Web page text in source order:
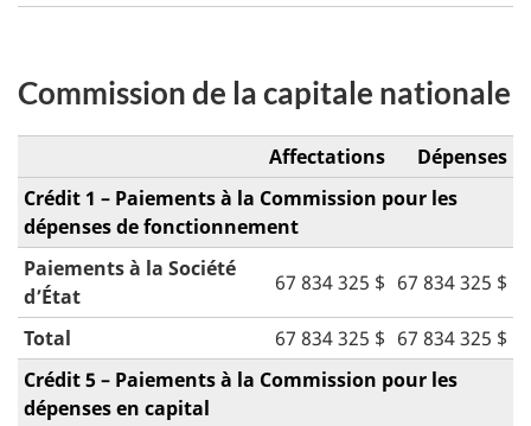
Commission de la capitale nationale
Affectations
Dépenses
Crédit 1 – Paiements à la Commission pour les
dépenses de fonctionnement
Paiements à la Société
d’État
67 834 325 $ 67 834 325 $
Total 67 834 325 $ 67 834 325 $
Crédit 5 – Paiements à la Commission pour les
dépenses en capital